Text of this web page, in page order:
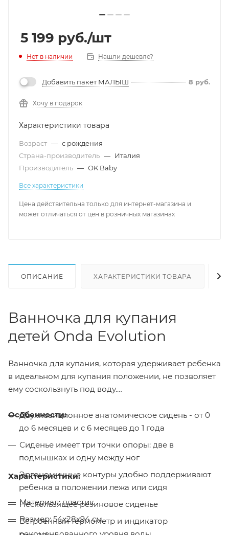
5 199 руб./шт
Нет в наличии Нашли дешевле?
Добавить пакет МАЛЫШ 8 руб.
Хочу в подарок
Характеристики товара
Возраст — с рождения
Страна-производитель — Италия
Производитель — OK Baby
Все характеристики
Цена действительна только для интернет-магазина и
может отличаться от цен в розничных магазинах
ОПИСАНИЕ ХАРАКТЕРИСТИКИ ТОВАРА
Ванночка для купания
детей Onda Evolution
Ванночка для купания, которая удерживает ребенка
в идеальном для купания положении, не позволяет
ему соскользнуть под воду.
Особенности:
Двухпозиционное анатомическое сидень - от 0
до 6 месяцев и с 6 месяцев до 1 года
Сиденье имеет три точки опоры: две в
подмышках и одну между ног
Эргономичные контуры удобно поддерживают
ребенка в положении лежа или сидя
Нескользящее резиновое сиденье
Встроенный термометр и индикатор
Характеристики:
Материал: пластик
Размер: 54x28x94 см